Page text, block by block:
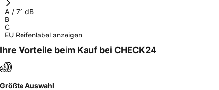
A / 71 dB
B
C
EU Reifenlabel anzeigen
Ihre Vorteile beim Kauf bei CHECK24
Größte Auswahl